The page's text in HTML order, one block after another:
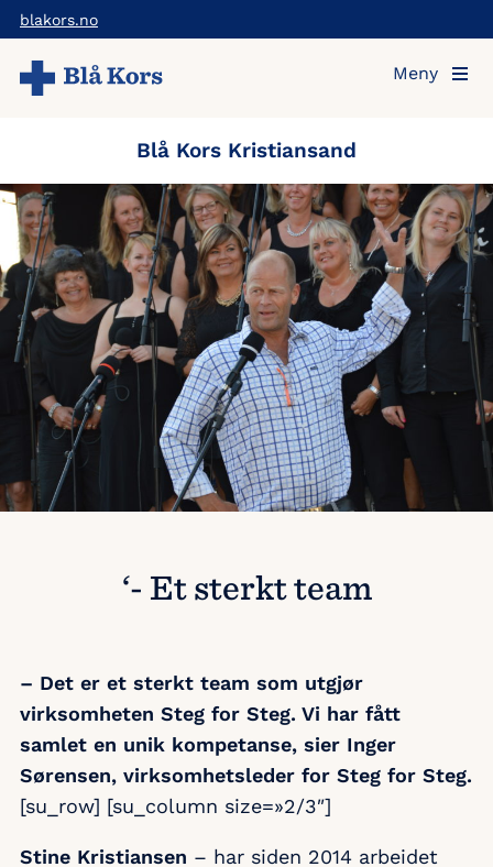
Hopp
til
hovedinnholdet
blakors.no
Meny
Blå Kors Kristiansand
‘- Et sterkt team
– Det er et sterkt team som utgjør
virksomheten Steg for Steg. Vi har fått
samlet en unik kompetanse, sier Inger
Sørensen, virksomhetsleder for Steg for Steg.
[su_row] [su_column size=»2/3″]
Stine Kristiansen – har siden 2014 arbeidet